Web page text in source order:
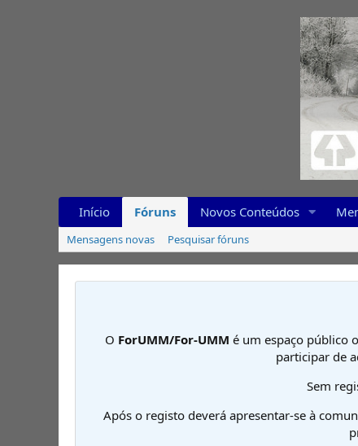
Início Fóruns Novos Conteúdos
Mensagens novas Pesquisar fóruns
O ForUMM/For-UMM é um espaço público
participar de
Sem
Após o registo deverá apresentar-se à